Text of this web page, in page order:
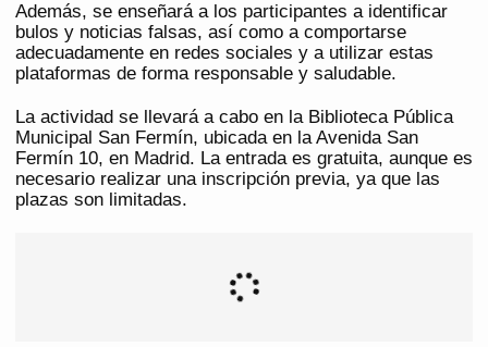
Además, se enseñará a los participantes a identificar
bulos y noticias falsas, así como a comportarse
adecuadamente en redes sociales y a utilizar estas
plataformas de forma responsable y saludable.
La actividad se llevará a cabo en la Biblioteca Pública
Municipal San Fermín, ubicada en la Avenida San
Fermín 10, en Madrid. La entrada es gratuita, aunque es
necesario realizar una inscripción previa, ya que las
plazas son limitadas.